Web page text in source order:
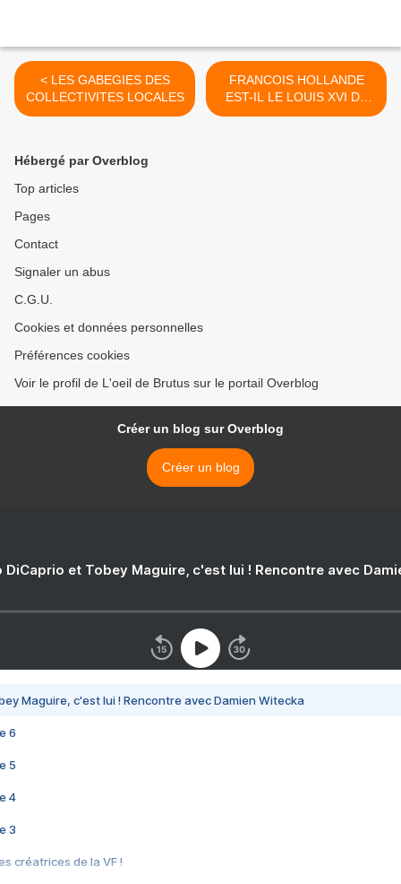
< LES GABEGIES DES
COLLECTIVITES LOCALES
FRANCOIS HOLLANDE
EST-IL LE LOUIS XVI DE
LA Ve REPUBLIQUE ? >
Hébergé par Overblog
Top articles
Pages
Contact
Signaler un abus
C.G.U.
Cookies et données personnelles
Préférences cookies
Voir le profil de L'oeil de Brutus sur le portail Overblog
Créer un blog sur Overblog
Créer un blog
DiCaprio et Tobey Maguire, c'est lui ! Rencontre avec
Maguire, c'est lui ! Rencontre avec Damien Witecka
6
5
4
3
créatrices de la VF !